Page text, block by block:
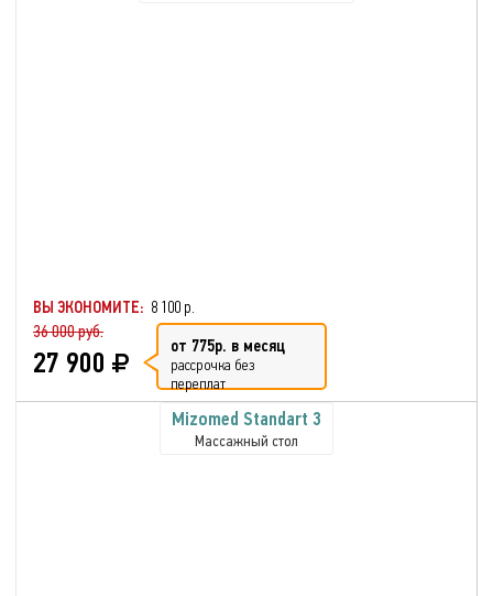
ВЫ ЭКОНОМИТЕ: 8 100 р.
36 000 руб.
27 900 от 775р. в месяц
рассрочка без
переплат
Mizomed Standart 3
Массажный стол